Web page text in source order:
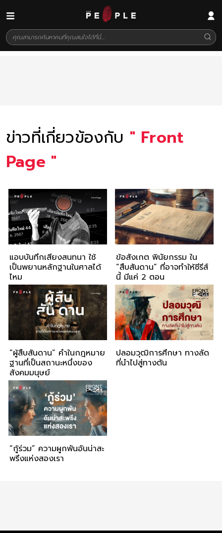
ข่าวที่เกี่ยวข้องกับ " Front
Page "
แอบบันทึกเสียงสนทนา ใช้
เป็นพยานหลักฐานในศาลได้
ไหม
ข้อสังเกต พินัยกรรม ใน
“สืบสันดาน” ที่อาจทำให้ซีรีส์
นี้ มีแค่ 2 ตอน
“ผู้สืบสันดาน” คำในกฎหมาย
ฐานที่เป็นสถานะหนึ่งของ
สังคมมนุษย์
ปลอมวุฒิการศึกษา ทางลัด
ที่นำไปสู่ทางตัน
“กู้ร่วม” ความผูกพันอันน่าสะ
พรึงแห่งสองเรา